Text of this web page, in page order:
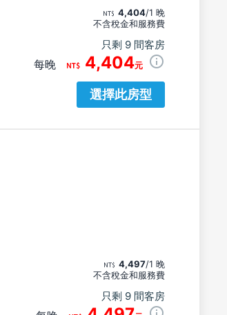
4,404/1 晚
不含稅金和服務費
只剩 9 間客房
每晚 4,404元
選擇此房型
4,497/1 晚
不含稅金和服務費
只剩 9 間客房